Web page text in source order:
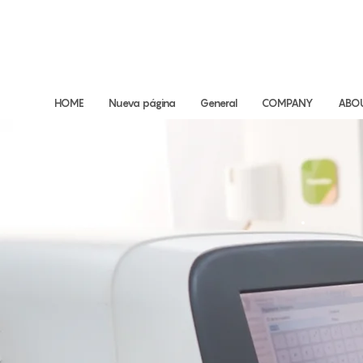
HOME Nueva página General COMPANY